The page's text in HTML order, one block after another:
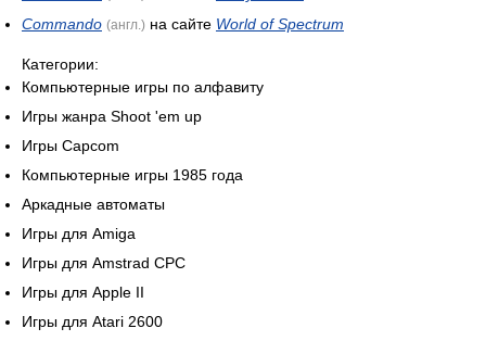
Commando (англ.) на сайте World of Spectrum
Категории:
Компьютерные игры по алфавиту
Игры жанра Shoot 'em up
Игры Capcom
Компьютерные игры 1985 года
Аркадные автоматы
Игры для Amiga
Игры для Amstrad CPC
Игры для Apple II
Игры для Atari 2600